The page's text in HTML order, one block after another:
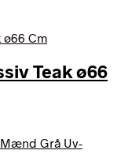
Teak ø66